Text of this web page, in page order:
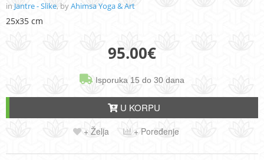
in Jantre - Slike, byAhimsa Yoga & Art
25x35 cm
95.00€
Isporuka 15 do 30 dana
U KORPU
+ Želja + Poređenje